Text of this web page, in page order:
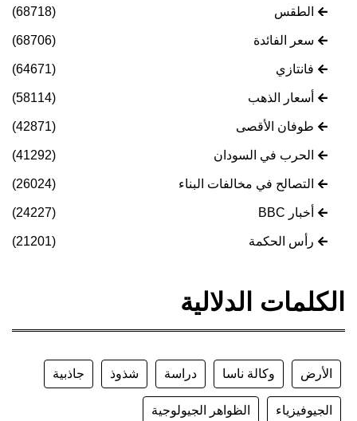
الطقس (68718)
سعر الفائدة (68706)
فانتازي (64671)
أسعار الذهب (58114)
طوفان الأقصى (42871)
الحرب في السودان (41292)
التصالح في مخالفات البناء (26024)
أخبار BBC (24227)
رأس الحكمة (21201)
الكلمات الدلالية
الأرض وكالة ناسا دراسة شذوذ جاذبية
الجيوفيزياء الظواهر الجيولوجية